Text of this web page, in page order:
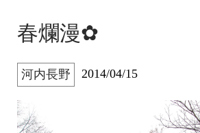
春爛漫✿
河内長野 2014/04/15